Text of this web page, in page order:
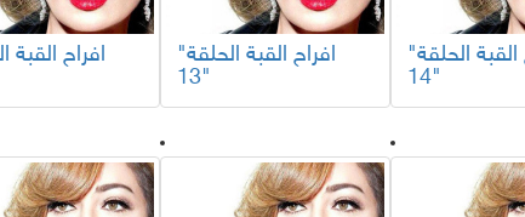
"افراح القبة الحلقة
14"
"افراح القبة الحلقة
13"